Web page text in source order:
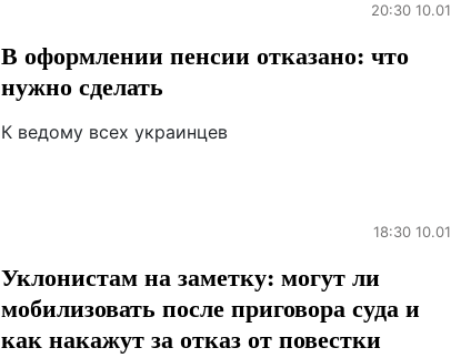
20:30 10.01
В оформлении пенсии отказано: что
нужно сделать
К ведому всех украинцев
18:30 10.01
Уклонистам на заметку: могут ли
мобилизовать после приговора суда и
как накажут за отказ от повестки